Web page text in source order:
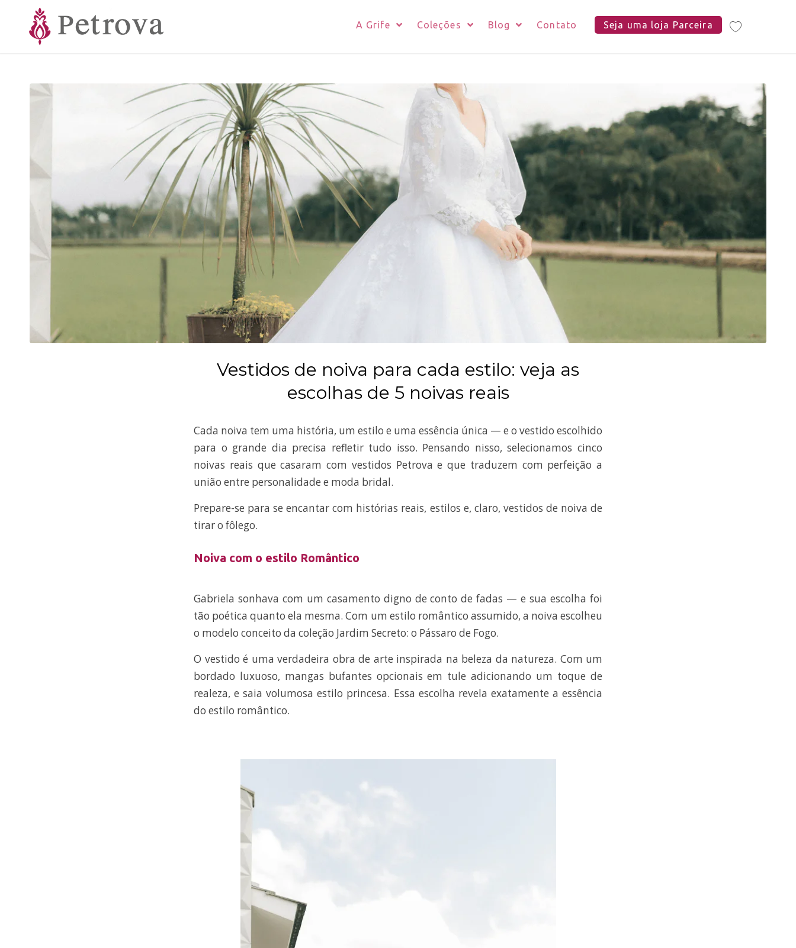
A Grife Coleções Blog Contato Seja uma loja Parceira
Vestidos de noiva para cada estilo: veja as
escolhas de 5 noivas reais
Cada noiva tem uma história, um estilo e uma essência única — e o vestido escolhido
para o grande dia precisa refletir tudo isso. Pensando nisso, selecionamos cinco
noivas reais que casaram com vestidos Petrova e que traduzem com perfeição a
união entre personalidade e moda bridal.
Prepare-se para se encantar com histórias reais, estilos e, claro, vestidos de noiva de
tirar o fôlego.
Noiva com o estilo Romântico
Gabriela sonhava com um casamento digno de conto de fadas — e sua escolha foi
tão poética quanto ela mesma. Com um estilo romântico assumido, a noiva escolheu
o modelo conceito da coleção Jardim Secreto: o Pássaro de Fogo.
O vestido é uma verdadeira obra de arte inspirada na beleza da natureza. Com um
bordado luxuoso, mangas bufantes opcionais em tule adicionando um toque de
realeza, e saia volumosa estilo princesa. Essa escolha revela exatamente a essência
do estilo romântico.